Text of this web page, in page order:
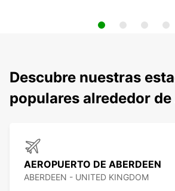
Descubre nuestras
populares alrededor
AEROPUERTO DE ABERDEEN
ABERDEEN - UNITED KINGDOM